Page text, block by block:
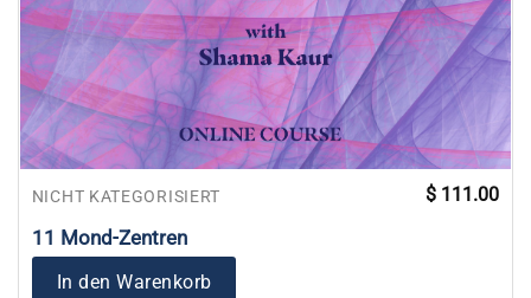
NICHT KATEGORISIERT
11 Mond-Zentren
$ 111.00
In den Warenkorb